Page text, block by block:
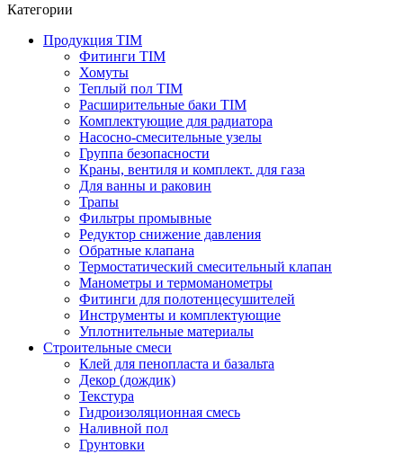
Категории
Продукция TIM
Фитинги TIM
Хомуты
Теплый пол TIM
Расширительные баки TIM
Комплектующие для радиатора
Насосно-смесительные узелы
Группа безопасности
Краны, вентиля и комплект. для газа
Для ванны и раковин
Трапы
Фильтры промывные
Редуктор снижение давления
Обратные клапана
Термостатический смесительный клапан
Манометры и термоманометры
Фитинги для полотенцесушителей
Инструменты и комплектующие
Уплотнительные материалы
Строительные смеси
Клей для пенопласта и базальта
Декор (дождик)
Текстура
Гидроизоляционная смесь
Наливной пол
Грунтовки